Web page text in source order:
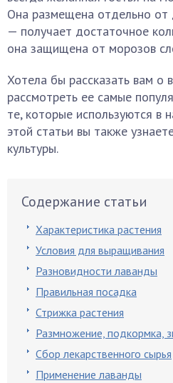
Она размещена отдельно от
— получает достаточное
она защищена от морозов
Хотела бы рассказать вам о
рассмотреть ее самые
те, которые используются в
этой статьи вы также
культуры.
Содержание статьи
Характеристика растения
Условия для выращивания
Разновидности лаванды
Правильная посадка
Стрижка растения
Размножение, подкормка,
Сбор лекарственного сырья
Применение лаванды